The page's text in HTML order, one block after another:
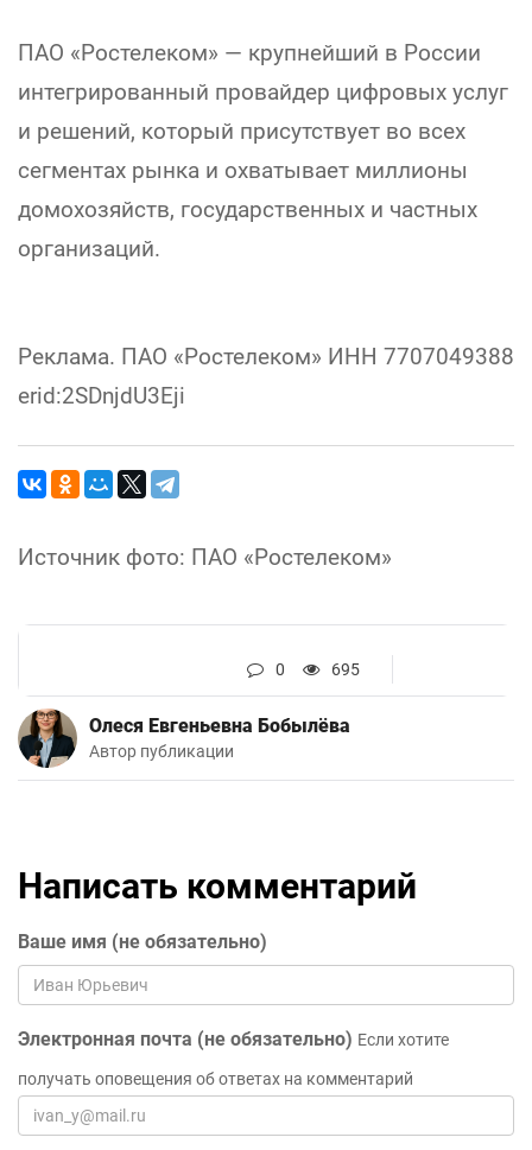
ПАО «Ростелеком» — крупнейший в России
интегрированный провайдер цифровых услуг
и решений, который присутствует во всех
сегментах рынка и охватывает миллионы
домохозяйств, государственных и частных
организаций.
Реклама. ПАО «Ростелеком» ИНН 7707049388
erid:2SDnjdU3Eji
Источник фото: ПАО «Ростелеком»
0 695
Олеся Евгеньевна Бобылёва
Автор публикации
Написать комментарий
Ваше имя (не обязательно)
Электронная почта (не обязательно) Если хотите
получать оповещения об ответах на комментарий